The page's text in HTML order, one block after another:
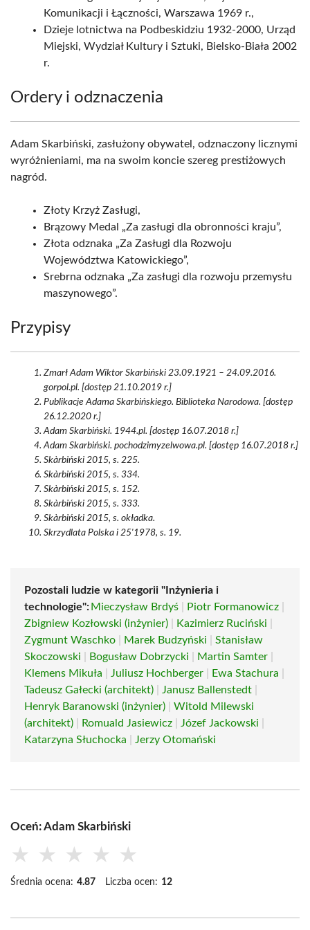
Komunikacji i Łączności, Warszawa 1969 r.,
Dzieje lotnictwa na Podbeskidziu 1932-2000, Urząd
Miejski, Wydział Kultury i Sztuki, Bielsko-Biała 2002
r.
Ordery i odznaczenia
Adam Skarbiński, zasłużony obywatel, odznaczony licznymi
wyróżnieniami, ma na swoim koncie szereg prestiżowych
nagród.
Złoty Krzyż Zasługi,
Brązowy Medal „Za zasługi dla obronności kraju”,
Złota odznaka „Za Zasługi dla Rozwoju
Województwa Katowickiego”,
Srebrna odznaka „Za zasługi dla rozwoju przemysłu
maszynowego”.
Przypisy
Zmarł Adam Wiktor Skarbiński 23.09.1921 – 24.09.2016.
gorpol.pl. [dostęp 21.10.2019 r.]
Publikacje Adama Skarbińskiego. Biblioteka Narodowa. [dostęp
26.12.2020 r.]
Adam Skarbiński. 1944.pl. [dostęp 16.07.2018 r.]
Adam Skarbiński. pochodzimyzelwowa.pl. [dostęp 16.07.2018 r.]
Skàrbiński 2015, s. 225.
Skàrbiński 2015, s. 334.
Skàrbiński 2015, s. 152.
Skàrbiński 2015, s. 333.
Skàrbiński 2015, s. okładka.
Skrzydlata Polska i 25'1978, s. 19.
Pozostali ludzie w kategorii "Inżynieria i
technologie": Mieczysław Brdyś Piotr Formanowicz
Zbigniew Kozłowski (inżynier)
Kazimierz Ruciński
Zygmunt Waschko
Marek Budzyński
Stanisław
Skoczowski
Bogusław Dobrzycki Martin Samter
Klemens Mikuła
Juliusz Hochberger Ewa Stachura
Tadeusz Gałecki (architekt)
Janusz Ballenstedt
Henryk Baranowski (inżynier)
Witold Milewski
(architekt)
Romuald Jasiewicz Józef Jackowski
Katarzyna Słuchocka
Jerzy Otomański
Oceń: Adam Skarbiński
★ ★ ★ ★ ★
Średnia ocena: 4.87 Liczba ocen: 12